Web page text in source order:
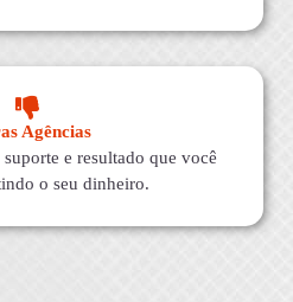
Agências
e resultado que você
o seu dinheiro.